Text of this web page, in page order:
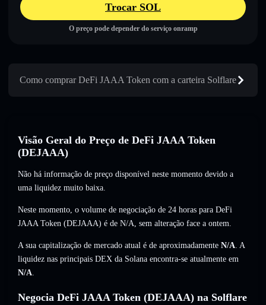
Trocar SOL
O preço pode depender do serviço onramp
Como comprar DeFi JAAA Token com a carteira Solflare
Visão Geral do Preço de DeFi JAAA Token
(DEJAAA)
Não há informação de preço disponível neste momento devido a
uma liquidez muito baixa.
Neste momento, o volume de negociação de 24 horas para DeFi
JAAA Token (DEJAAA) é de N/A, sem alteração face a ontem.
A sua capitalização de mercado atual é de aproximadamente N/A. A
liquidez nas principais DEX da Solana encontra-se atualmente em
N/A.
Negocia DeFi JAAA Token (DEJAAA) na Solflare